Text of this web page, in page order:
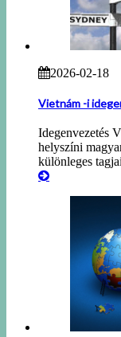
2026-02-18
Vietnám -i
Idegenvezetés
helyszíni
különleges